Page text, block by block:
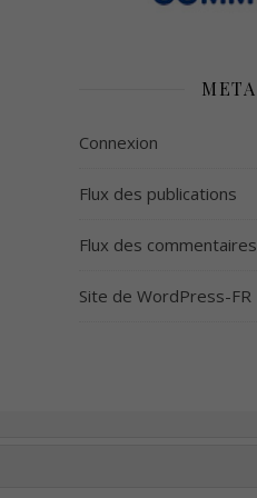
META
Connexion
Flux des publications
Flux des commentaires
Site de WordPress-FR